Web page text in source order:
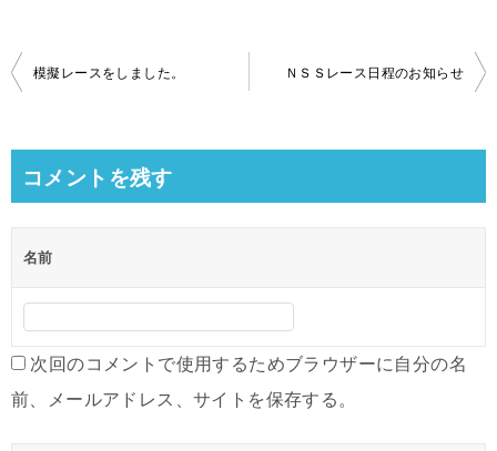
投
ビ
ー
ン
模擬レースをしました。 ＮＳＳレース日程のお知らせ
コメントを残す
名前
次回のコメントで使用するためブラウザーに自分の名
前、メールアドレス、サイトを保存する。